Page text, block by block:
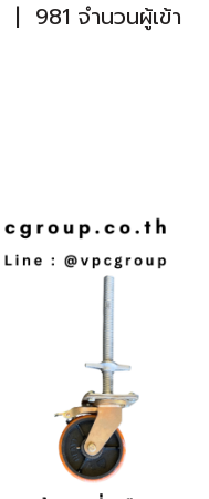
| 981 จำนวนผู้เข้า